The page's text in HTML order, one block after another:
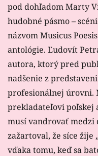
pod dohľadom Marty
hudobné pásmo –
názvom Musicus
antológie. Ľudovít
autora, ktorý pred
nadšenie z
profesionálnej úrovni.
prekladateľovi poľskej
musí vandrovať
zažartoval, že síce žije
vďaka tomu, keď sa